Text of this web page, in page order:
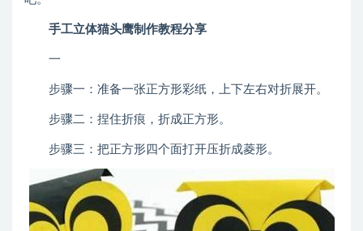
手工立体猫头鹰制作教程分享
一
步骤一：准备一张正方形彩纸，上下左右对折展开。
步骤二：捏住折痕，折成正方形。
步骤三：把正方形四个面打开压折成菱形。